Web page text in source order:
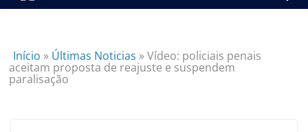
Início » Últimas Noticias »Vídeo: policiais penais
aceitam proposta de reajuste e suspendem
paralisação